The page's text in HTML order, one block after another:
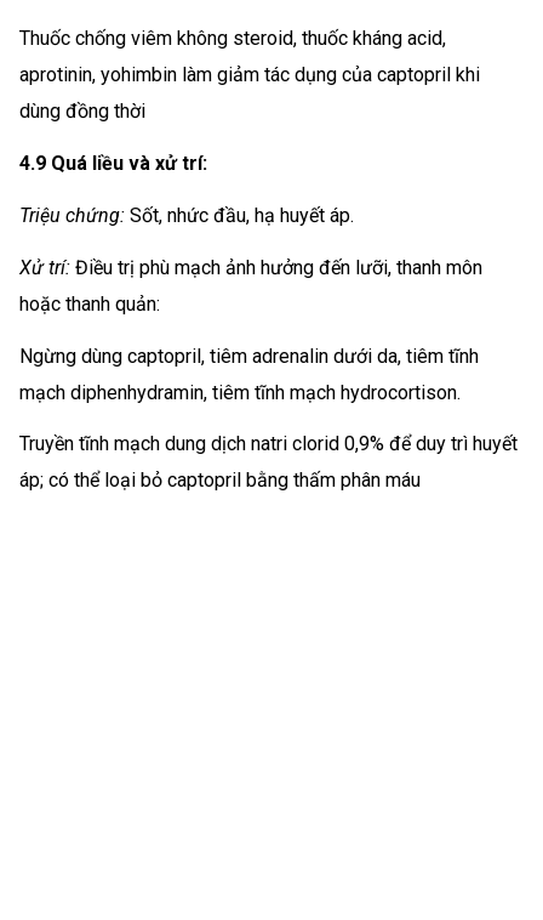
Thuốc chống viêm không steroid, thuốc kháng acid,
aprotinin, yohimbin làm giảm tác dụng của captopril khi
dùng đồng thời
4.9 Quá liều và xử trí:
Triệu chứng: Sốt, nhức đầu, hạ huyết áp.
Xử trí: Điều trị phù mạch ảnh hưởng đến lưỡi, thanh môn
hoặc thanh quản:
Ngừng dùng captopril, tiêm adrenalin dưới da, tiêm tĩnh
mạch diphenhydramin, tiêm tĩnh mạch hydrocortison.
Truyền tĩnh mạch dung dịch natri clorid 0,9% để duy trì huyết
áp; có thể loại bỏ captopril bằng thấm phân máu